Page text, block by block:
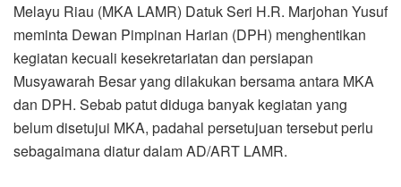
Melayu Riau (MKA LAMR) Datuk Seri H.R. Marjohan Yusuf
meminta Dewan Pimpinan Harian (DPH) menghentikan
kegiatan kecuali kesekretariatan dan persiapan
Musyawarah Besar yang dilakukan bersama antara MKA
dan DPH. Sebab patut diduga banyak kegiatan yang
belum disetujui MKA, padahal persetujuan tersebut perlu
sebagaimana diatur dalam AD/ART LAMR.